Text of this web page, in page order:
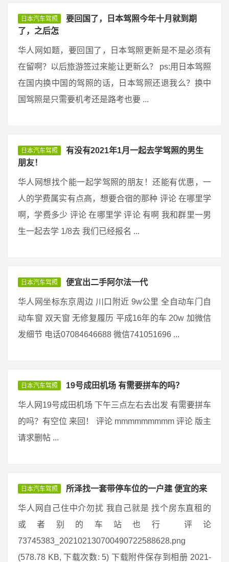
日本汽车驾照
要回国了，日本驾照今年十月就到期
了，之后怎
华人网如题，要回国了，日本驾照更新是不是必须有
在留啊？以后旅游签过来能让更新么？ ps:用日本驾照
在国内换中国的驾照的话，日本驾照还退我么？换中
国驾照是只需要机考还是路考也要 ...
日本汽车驾照
有没有2021年1月一起去学驾照的男生
朋友！
华人网想找个能一起学驾照的朋友！还能有优惠，一
人的学费属实有点高，想要合宿的那种 评论 在哪里学
啊，学费多少 评论 在哪里学 评论 有啊 我和群里一男
生一起去学 1/8去 我们已经报名 ...
日本汽车驾照 便宜出二手阿尔法一代
华人网坐标东京周边 川口附近 9w公里 全自动车门自
动车窗 双天窗 无修复履历 平成16年的车 20w 加微信
发细节 电话07084646688 微信741051696 ...
日本汽车驾照 19号成田机场 有需要拼车的吗？
华人网19号成田机场 下午三点左右去出发 有需要拼车
的吗？有空位 来回！ 评论 mmmmmmmmm 评论 版主
请求删帖 ...
日本汽车驾照 所泽找一套带停车位的一户建 便宜的来
华人网自己住中介勿扰 我自己就是 找个房东直租的
或者别的车站也行 评论
73745383_202102130700490722588628.png
(578.78 KB, 下载次数: 5) 下载附件保存到相册 2021-